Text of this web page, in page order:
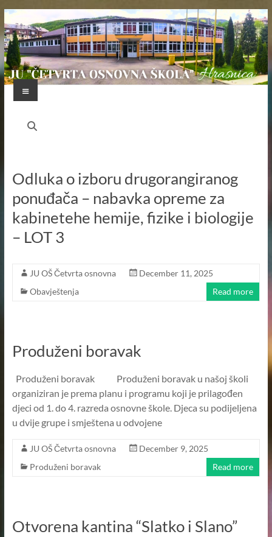
Skip
to
content
JU
ŠKOLA"
HRASNICA
BOSNE
HERCEGOVINE
OPĆINA
ILIDŽA
SARAJEVO
Menu
Odluka o izboru drugorangiranog
ponuđača – nabavka opreme za
kabinetehe hemije, fizike i biologije
– LOT 3
JU OŠ Četvrta osnovna
December 11, 2025
Obavještenja
Read more
Produženi boravak
Produženi boravak Produženi boravak u našoj školi
organiziran je prema planu i programu koji je prilagođen
djeci od 1. do 4. razreda osnovne škole. Djeca su podijeljena
u dvije grupe i smještena u odvojene
JU OŠ Četvrta osnovna
December 9, 2025
Produženi boravak
Read more
Otvorena kantina “Slatko i Slano”